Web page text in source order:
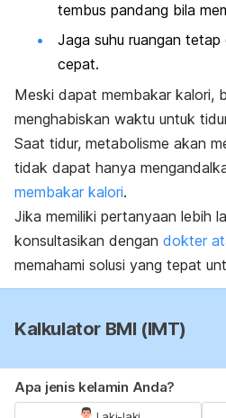
tembus pandang bila
Jaga suhu ruangan
cepat.
Meski dapat membakar kalori,
menghabiskan waktu untuk
Saat tidur, metabolisme akan
tidak dapat hanya
membakar kalori.
Jika memiliki pertanyaan lebih
konsultasikan dengan dokter
memahami solusi yang tepat
Kalkulator BMI (IMT)
Apa jenis kelamin Anda?